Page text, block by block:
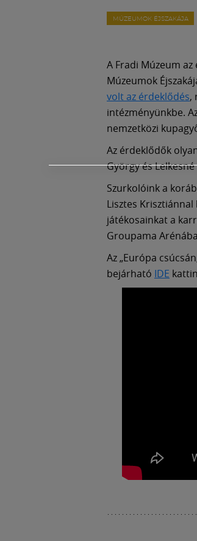
MÚZEUMOK ÉJSZAKÁJA
A Fradi Múzeum
Múzeumok
volt az érdeklődés,
intézményünkbe.
nemzetközi
Az érdeklődők
György és
Szurkolóink a
Lisztes
játékosainkat a
Groupama
Az „Európa
bejárható IDE